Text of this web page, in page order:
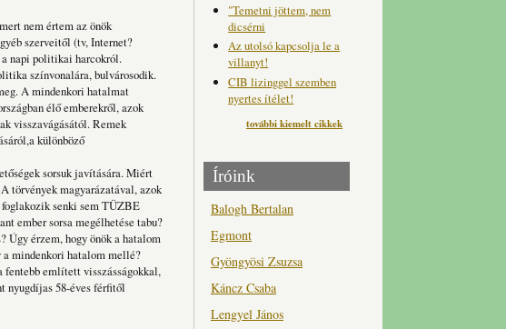
nem értem az önök
szerveitől (tv, Internet?
a napi politikai harcokról.
színvonalára, bulvárosodik.
A mindenkori hatalmat
élő emberekről, azok
visszavágásától. Remek
különböző
sorsuk javítására. Miért
törvények magyarázatával, azok
senki sem TÜZBE
ember sorsa megélhetése tabu?
Úgy érzem, hogy önök a hatalom
mindenkori hatalom mellé?
említett visszásságokkal,
nyugdíjas 58-éves férfitől
"Temetni jöttem, nem
dicsérni
Az utolsó kapcsolja le a
villanyt!
CIB lizinggel szemben
nyertes ítélet!
további kiemelt cikkek
Íróink
Balogh Bertalan
Egmont
Gyöngyösi Zsuzsa
Káncz Csaba
Lengyel János